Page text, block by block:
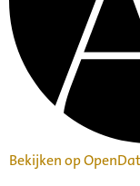
Bekijken op